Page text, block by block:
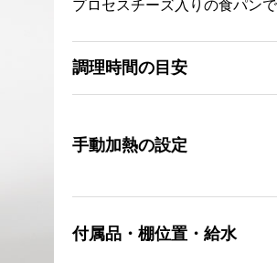
プロセスチーズ入りの食パン
調理時間の目安
手動加熱の設定
付属品・棚位置・給水